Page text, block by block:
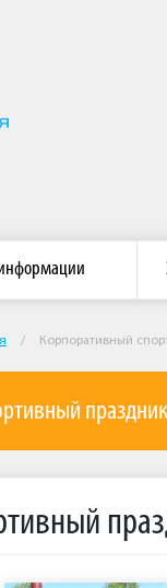
«Восток»
/ Корпоративный